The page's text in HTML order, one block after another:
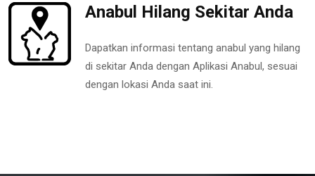
Anabul Hilang Sekitar Anda
Dapatkan informasi tentang anabul yang hilang
di sekitar Anda dengan Aplikasi Anabul, sesuai
dengan lokasi Anda saat ini.